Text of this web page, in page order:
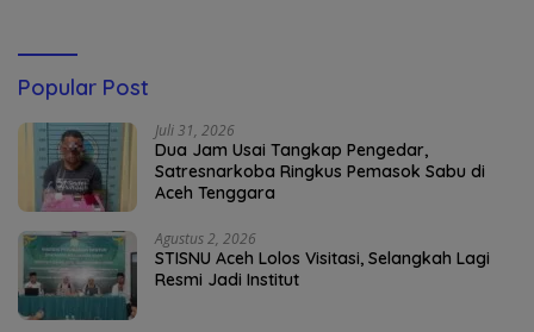
Popular Post
Juli 31, 2026
Dua Jam Usai Tangkap Pengedar,
Satresnarkoba Ringkus Pemasok Sabu di
Aceh Tenggara
Agustus 2, 2026
STISNU Aceh Lolos Visitasi, Selangkah Lagi
Resmi Jadi Institut